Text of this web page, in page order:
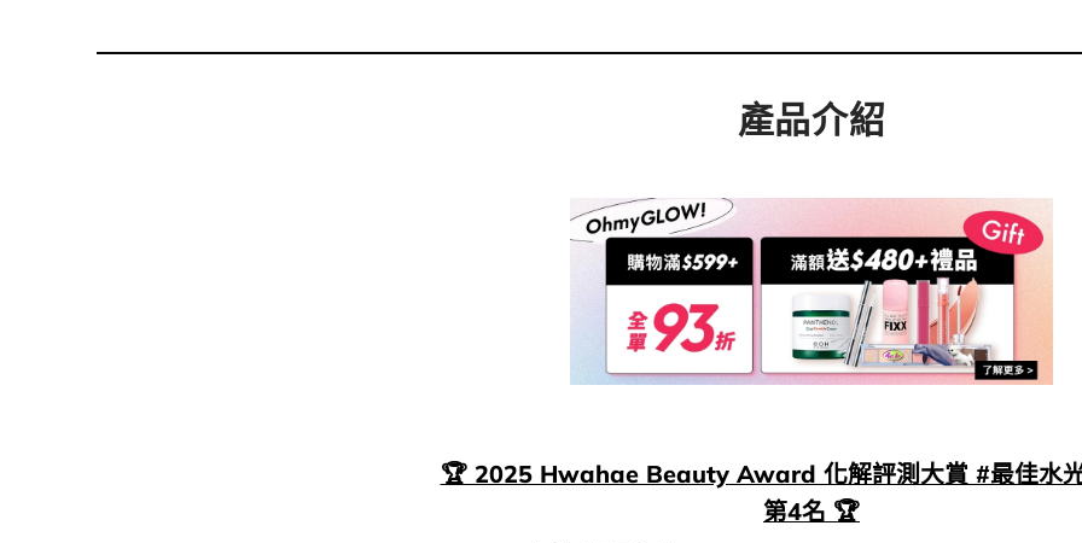
產品介紹
🏆 2025 Hwahae Beauty Award 化解評測大賞 #最佳水
第4名 🏆